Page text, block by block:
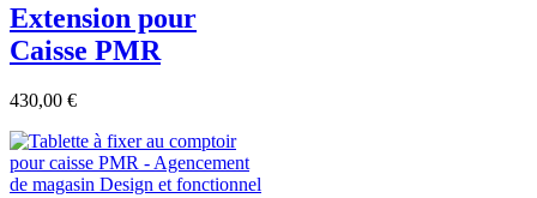
Extension pour
Caisse PMR
430,00 €